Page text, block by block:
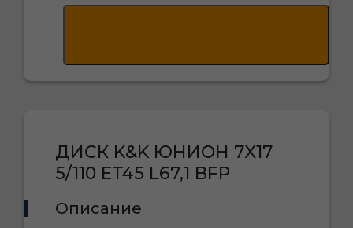
ДИСК K&K ЮНИОН 7X17
5/110 ET45 L67,1 BFP
Описание